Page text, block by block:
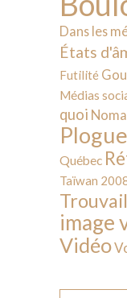
Dans les
États
Futilité
Médias
quoi
Québec
Taïwan
image
Vidéo